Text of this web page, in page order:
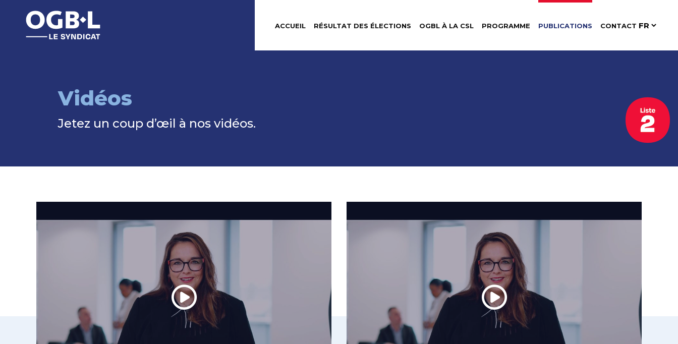
ACCUEIL RÉSULTAT DES ÉLECTIONS OGBL À LA CSL PROGRAMME PUBLICATIONS CONTACT
Vidéos
Jetez un coup d’œil à nos vidéos.